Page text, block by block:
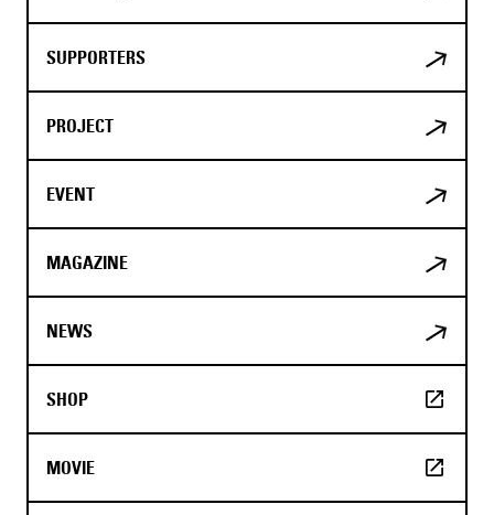
SUPPORTERS
PROJECT
EVENT
MAGAZINE
NEWS
SHOP
MOVIE